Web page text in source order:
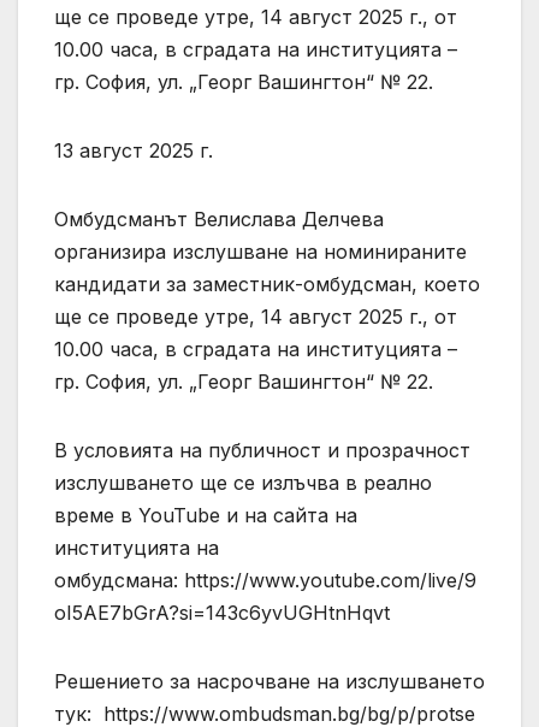
ще се проведе утре, 14 август 2025 г., от
10.00 часа, в сградата на институцията –
гр. София, ул. „Георг Вашингтон“ № 22.
13 август 2025 г.
Омбудсманът Велислава Делчева
организира изслушване на номинираните
кандидати за заместник-омбудсман, което
ще се проведе утре, 14 август 2025 г., от
10.00 часа, в сградата на институцията –
гр. София, ул. „Георг Вашингтон“ № 22.
В условията на публичност и прозрачност
изслушването ще се излъчва в реално
време в YouTube и на сайта на
институцията на
омбудсмана: https://www.youtube.com/live/9
oI5AE7bGrA?si=143c6yvUGHtnHqvt
Решението за насрочване на изслушването
тук: https://www.ombudsman.bg/bg/p/protse